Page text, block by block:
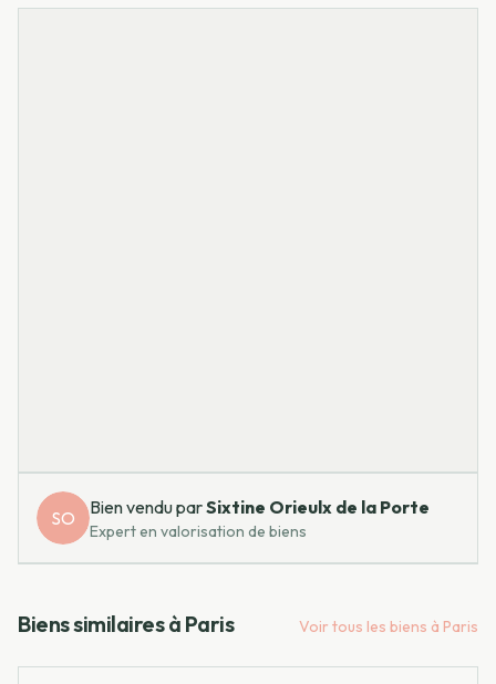
SO Bien vendu parSixtine Orieulx de la Porte
Expert en valorisation de biens
Biens similaires à Paris Voir tous les biens à Paris